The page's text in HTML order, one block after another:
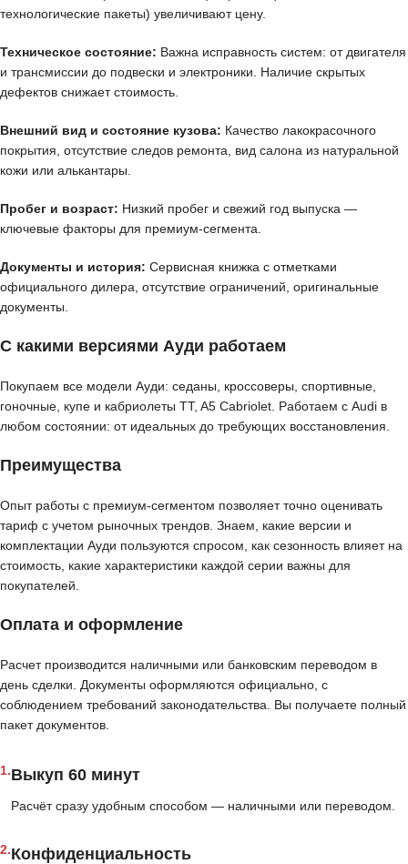
технологические пакеты) увеличивают цену.
Техническое состояние: Важна исправность систем: от двигателя
и трансмиссии до подвески и электроники. Наличие скрытых
дефектов снижает стоимость.
Внешний вид и состояние кузова: Качество лакокрасочного
покрытия, отсутствие следов ремонта, вид салона из натуральной
кожи или алькантары.
Пробег и возраст: Низкий пробег и свежий год выпуска —
ключевые факторы для премиум-сегмента.
Документы и история: Сервисная книжка с отметками
официального дилера, отсутствие ограничений, оригинальные
документы.
С какими версиями Ауди работаем
Покупаем все модели Ауди: седаны, кроссоверы, спортивные,
гоночные, купе и кабриолеты TT, A5 Cabriolet. Работаем с Audi в
любом состоянии: от идеальных до требующих восстановления.
Преимущества
Опыт работы с премиум-сегментом позволяет точно оценивать
тариф с учетом рыночных трендов. Знаем, какие версии и
комплектации Ауди пользуются спросом, как сезонность влияет на
стоимость, какие характеристики каждой серии важны для
покупателей.
Оплата и оформление
Расчет производится наличными или банковским переводом в
день сделки. Документы оформляются официально, с
соблюдением требований законодательства. Вы получаете полный
пакет документов.
1.Выкуп 60 минут
Расчёт сразу удобным способом — наличными или переводом.
2.Конфиденциальность